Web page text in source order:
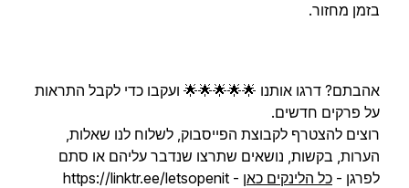
בזמן מחזור.
אהבתם? דרגו אותנו 🌟🌟🌟🌟🌟 ועקבו כדי לקבל התראות
על פרקים חדשים.
רוצים להצטרף לקבוצת הפייסבוק, לשלוח לנו שאלות,
הערות, בקשות, נושאים שתרצו שנדבר עליהם או סתם
לפרגן - כל הלינקים כאן - https://linktr.ee/letsopenit